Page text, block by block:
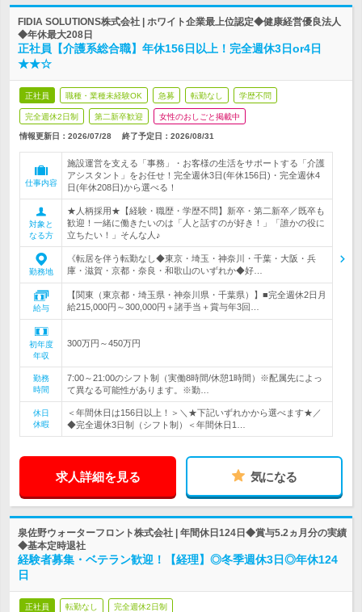
FIDIA SOLUTIONS株式会社 | ホワイト企業最上位認定◆健康経営優良法人
◆年休最大208日
正社員【介護系総合職】年休156日以上！完全週休3日or4日
★★☆
正社員 職種・業種未経験OK 急募 転勤なし 学歴不問
完全週休2日制 第二新卒歓迎 女性のおしごと掲載中
情報更新日：2026/07/28 終了予定日： 2026/08/31
仕事内容
施設運営を支える「事務」・お客様の生活をサポートする「介護
アシスタント」をお任せ！完全週休3日(年休156日)・完全週休4
日(年休208日)から選べる！
対象と
なる方
★人柄採用★【経験・職歴・学歴不問】新卒・第二新卒／既卒も
歓迎！一緒に働きたいのは「人と話すのが好き！」「誰かの役に
立ちたい！」そんな人♪
勤務地
《転居を伴う転勤なし◆東京・埼玉・神奈川・千葉・大阪・兵
庫・滋賀・京都・奈良・和歌山のいずれか◆好…
給与
【関東（東京都・埼玉県・神奈川県・千葉県）】■完全週休2日月
給215,000円～300,000円＋諸手当＋賞与年3回…
初年度
年収
300万円～450万円
勤務
時間
7:00～21:00のシフト制（実働8時間/休憩1時間）※配属先によっ
て異なる可能性があります。※勤…
休日
休暇
＜年間休日は156日以上！＞＼★下記いずれかから選べます★／
◆完全週休3日制（シフト制）＜年間休日1…
求人詳細を見る 気になる
泉佐野ウォーターフロント株式会社 | 年間休日124日◆賞与5.2ヵ月分の実績
◆基本定時退社
経験者募集・ベテラン歓迎！【経理】◎冬季週休3日◎年休124
日
正社員 転勤なし 完全週休2日制